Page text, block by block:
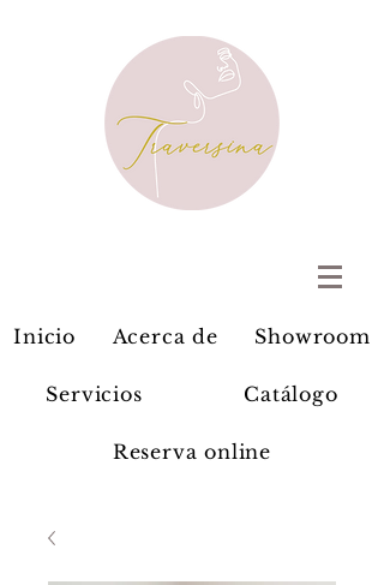
Inicio Acerca de Showroom
Servicios Catálogo
Reserva online